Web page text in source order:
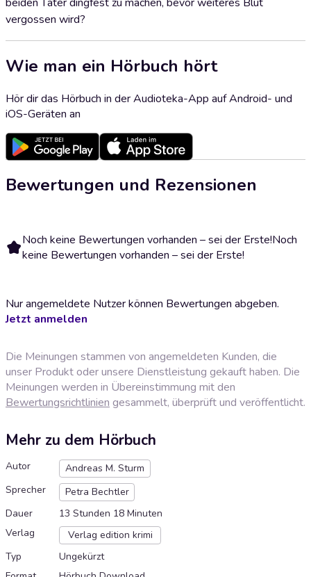
vergossen wird?
Wie man ein Hörbuch hört
Hör dir das Hörbuch in der Audioteka-App auf Android- und
iOS-Geräten an
Bewertungen und Rezensionen
Noch keine Bewertungen vorhanden – sei der Erste!Noch
keine Bewertungen vorhanden – sei der Erste!
Nur angemeldete Nutzer können Bewertungen abgeben.
Jetzt anmelden
Die Meinungen stammen von angemeldeten Kunden, die
unser Produkt oder unsere Dienstleistung gekauft haben. Die
Meinungen werden in Übereinstimmung mit den
Bewertungsrichtlinien gesammelt, überprüft und veröffentlicht.
Mehr zu dem Hörbuch
Autor
Andreas M. Sturm
Sprecher
Petra Bechtler
Dauer
13 Stunden 18 Minuten
Verlag
Verlag edition krimi
Typ
Ungekürzt